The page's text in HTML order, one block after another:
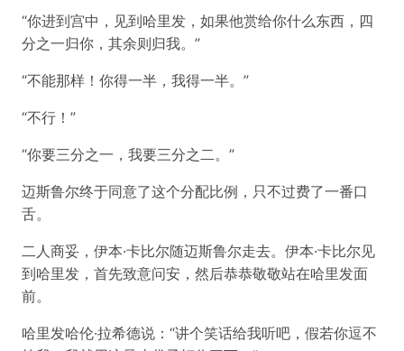
“你进到宫中，见到哈里发，如果他赏给你什么东西，四
分之一归你，其余则归我。”
“不能那样！你得一半，我得一半。”
“不行！”
“你要三分之一，我要三分之二。”
迈斯鲁尔终于同意了这个分配比例，只不过费了一番口
舌。
二人商妥，伊本·卡比尔随迈斯鲁尔走去。伊本·卡比尔见
到哈里发，首先致意问安，然后恭恭敬敬站在哈里发面
前。
哈里发哈伦·拉希德说：“讲个笑话给我听吧，假若你逗不